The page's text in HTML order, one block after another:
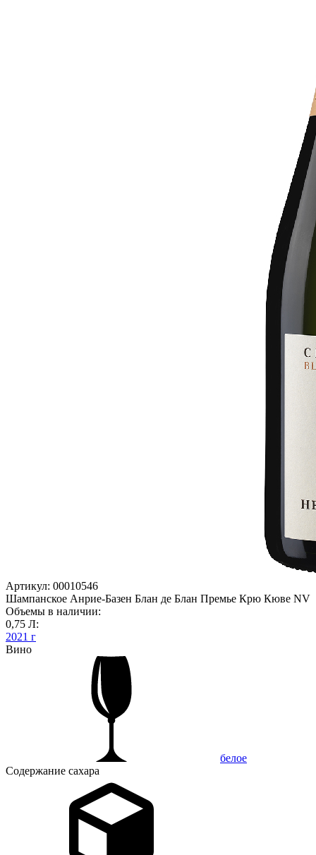
Артикул: 00010546
Шампанское Анрие-Базен Блан де Блан Премье Крю Кюве NV
Объемы в наличии:
0,75 Л:
2021 г
Вино
белое
Содержание сахара